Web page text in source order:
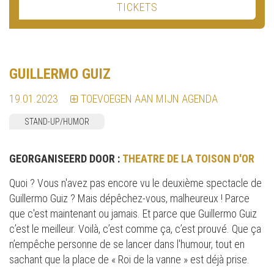
TICKETS
GUILLERMO GUIZ
19.01.2023 TOEVOEGEN AAN MIJN AGENDA
STAND-UP/HUMOR
GEORGANISEERD DOOR : THEATRE DE LA TOISON D'OR
Quoi ? Vous n'avez pas encore vu le deuxième spectacle de
Guillermo Guiz ? Mais dépêchez-vous, malheureux ! Parce
que c'est maintenant ou jamais. Et parce que Guillermo Guiz
c’est le meilleur. Voilà, c’est comme ça, c’est prouvé. Que ça
n’empêche personne de se lancer dans l'humour, tout en
sachant que la place de « Roi de la vanne » est déjà prise.